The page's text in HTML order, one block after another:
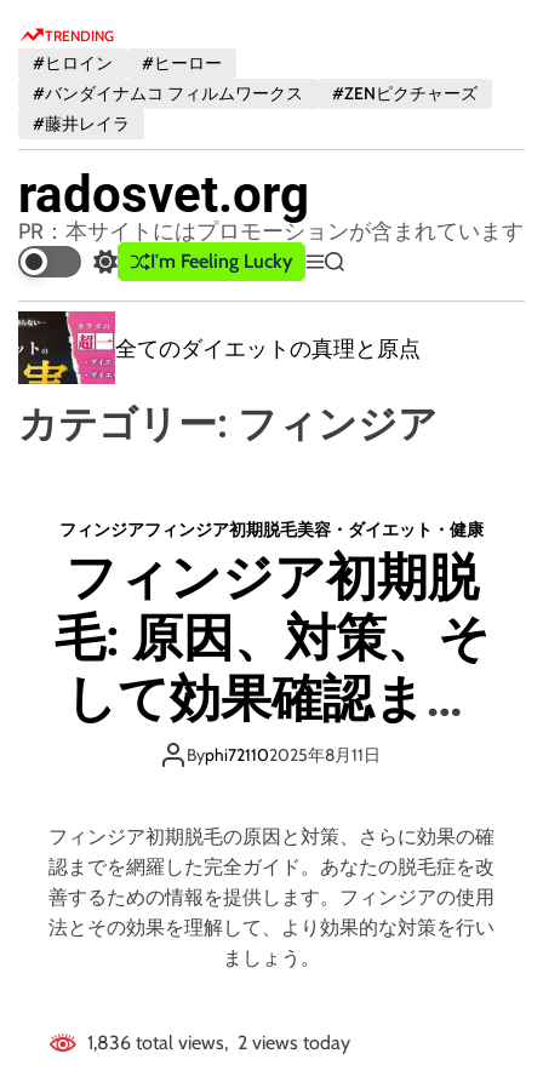
TRENDING
#ヒロイン
#ヒーロー
#バンダイナムコ フィルムワークス
#ZENピクチャーズ
#藤井レイラ
radosvet.org
PR：本サイトにはプロモーションが含まれています
S
w
i
t
c
c
o
m
o
e
I'm Feeling Lucky
M
e
u
S
e
r
全てのダイエットの真理と原点
カテゴリー: フィンジア
フィンジアフィンジア初期脱毛美容・ダイエット・健康
フィンジア初期脱
毛: 原因、対策、そ
して効果確認まで
の完全ガイド
Byphi721102025年8月11日
フィンジア初期脱毛の原因と対策、さらに効果の確
認までを網羅した完全ガイド。あなたの脱毛症を改
善するための情報を提供します。フィンジアの使用
法とその効果を理解して、より効果的な対策を行い
ましょう。
1,836 total views, 2 views today